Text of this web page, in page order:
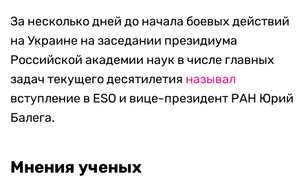
За несколько дней до начала боевых действий
на Украине на заседании президиума
Российской академии наук в числе главных
задач текущего десятилетия называл
вступление в ESO и вице-президент РАН Юрий
Балега.
Мнения ученых